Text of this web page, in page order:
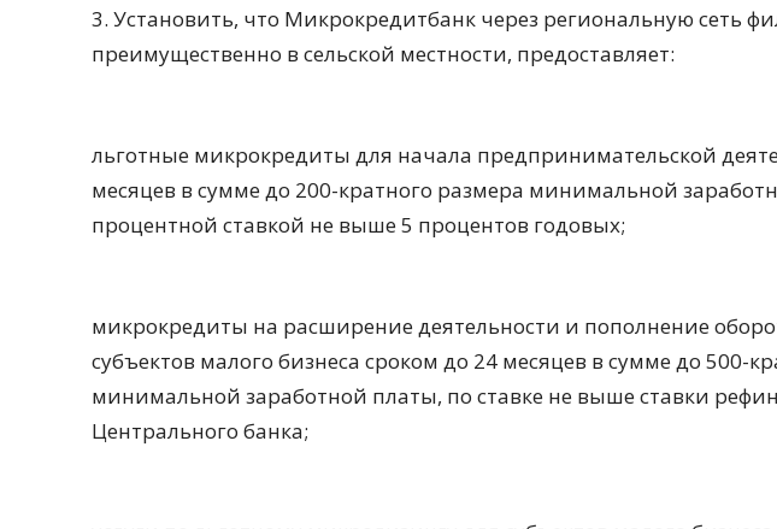
3. Установить, что Микрокредитбанк через региональную сеть
преимущественно в сельской местности, предоставляет:
льготные микрокредиты для начала предпринимательской
месяцев в сумме до 200-кратного размера минимальной
процентной ставкой не выше 5 процентов годовых;
микрокредиты на расширение деятельности и пополнение
субъектов малого бизнеса сроком до 24 месяцев в сумме до 500-
минимальной заработной платы, по ставке не выше ставки
Центрального банка;